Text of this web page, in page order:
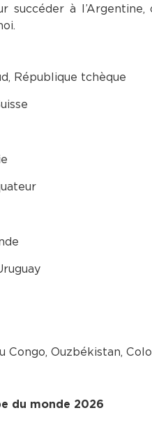
succéder à
République tchèque
Congo, Ouzbékistan,
du monde 2026